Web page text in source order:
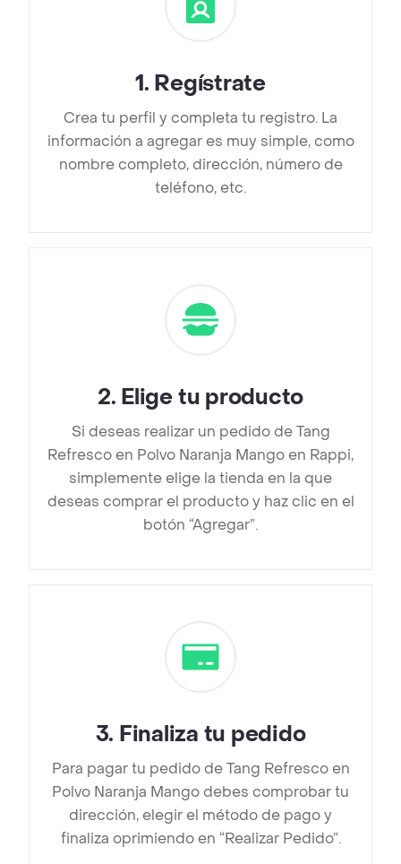
1. Regístrate
Crea tu perfil y completa tu registro. La
información a agregar es muy simple, como
nombre completo, dirección, número de
teléfono, etc.
2. Elige tu producto
Si deseas realizar un pedido de Tang
Refresco en Polvo Naranja Mango en Rappi,
simplemente elige la tienda en la que
deseas comprar el producto y haz clic en el
botón “Agregar”.
3. Finaliza tu pedido
Para pagar tu pedido de Tang Refresco en
Polvo Naranja Mango debes comprobar tu
dirección, elegir el método de pago y
finaliza oprimiendo en “Realizar Pedido”.